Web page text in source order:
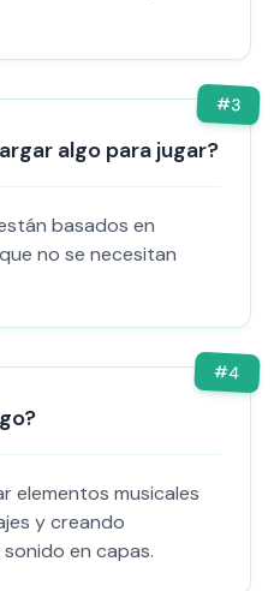
#3
algo para jugar?
basados en
no se necesitan
#4
elementos musicales
y creando
en capas.